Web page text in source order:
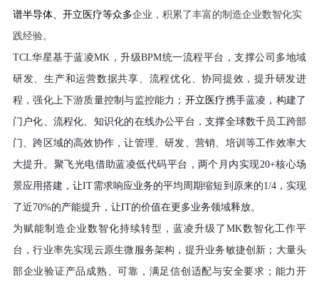
谱半导体、开立医疗等众多企业，积累了丰富的制造企业数智化实
践经验。
TCL华星基于蓝凌MK ，升级BPM统一流程平台，支撑公司多地域
研发、生产和运营数据共享、流程优化、协同提效，提升研发进
程，强化上下游质量控制与监控能力 ； 开立医疗携手蓝凌，构建了
门户化、流程化、知识化的在线办公平台，支撑全球数千员工跨部
门、跨区域的高效协作，让管理、研发、营销、培训等工作效率大
大提升。 聚飞光电借助蓝凌低代码平台，两个月内实现20+核心场
景应用搭建，让IT需求响应业务的平均周期缩短到原来的1/4，实现
了近70%的产能提升，让IT的价值在更多业务领域释放。
为赋能制造企业数智化持续转型，蓝凌升级了MK数智化工作平
台，行业率先实现云原生微服务架构，提升业务敏捷创新； 大量头
部企业验证产品 成熟、可靠，满足信创适配与安全要求；能力开